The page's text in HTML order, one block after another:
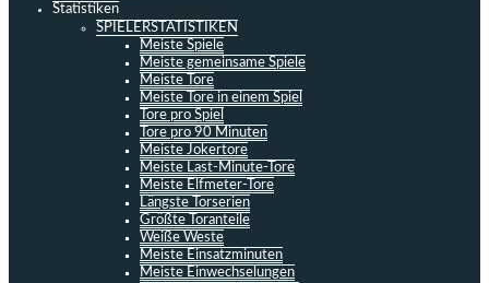
Statistiken
SPIELERSTATISTIKEN
Meiste Spiele
Meiste gemeinsame Spiele
Meiste Tore
Meiste Tore in einem Spiel
Tore pro Spiel
Tore pro 90 Minuten
Meiste Jokertore
Meiste Last-Minute-Tore
Meiste Elfmeter-Tore
Längste Torserien
Größte Toranteile
Weiße Weste
Meiste Einsatzminuten
Meiste Einwechselungen